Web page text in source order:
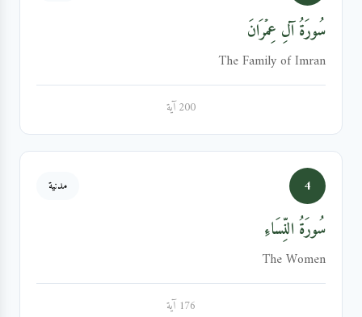
سُورَةُ آلِ عِمۡرَانَ
The Family of Imran
200 آية
4 مدنية
سُورَةُ النِّسَاءِ
The Women
176 آية